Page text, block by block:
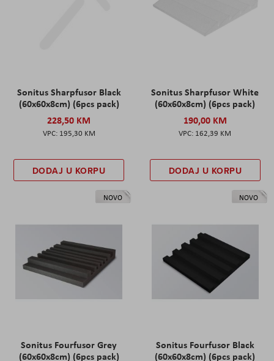
Sonitus Sharpfusor Black
(60x60x8cm) (6pcs pack)
228,50 KM
195,30 KM
DODAJ U KORPU
Sonitus Sharpfusor White
(60x60x8cm) (6pcs pack)
190,00 KM
162,39 KM
DODAJ U KORPU
NOVO
Sonitus Fourfusor Grey
(60x60x8cm) (6pcs pack)
NOVO
Sonitus Fourfusor Black
(60x60x8cm) (6pcs pack)